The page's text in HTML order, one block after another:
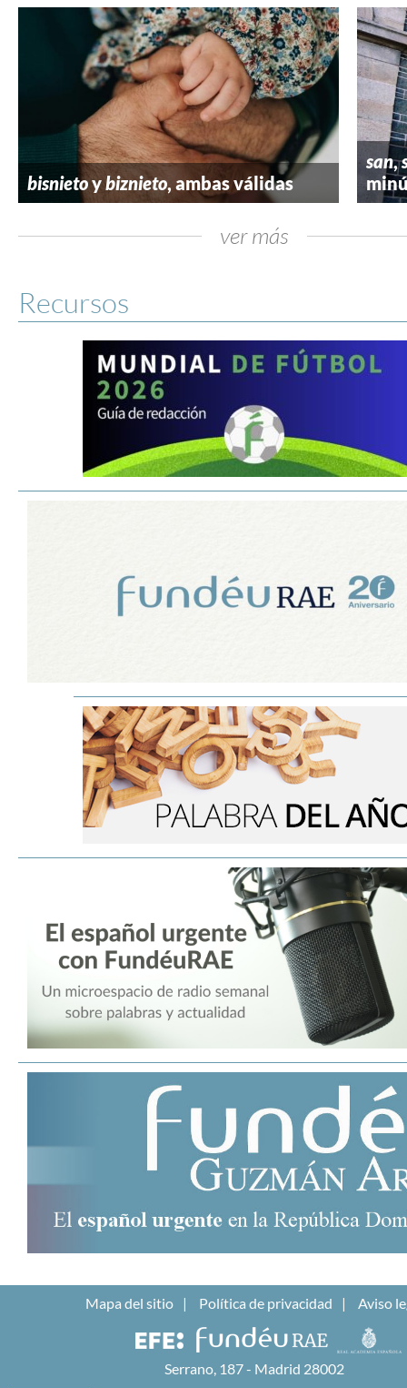
bisnietoybiznieto, ambas válidas
san,
ver más
Recursos
Mapa del sitio Política de privacidad Aviso
Serrano, 187 - Madrid 28002